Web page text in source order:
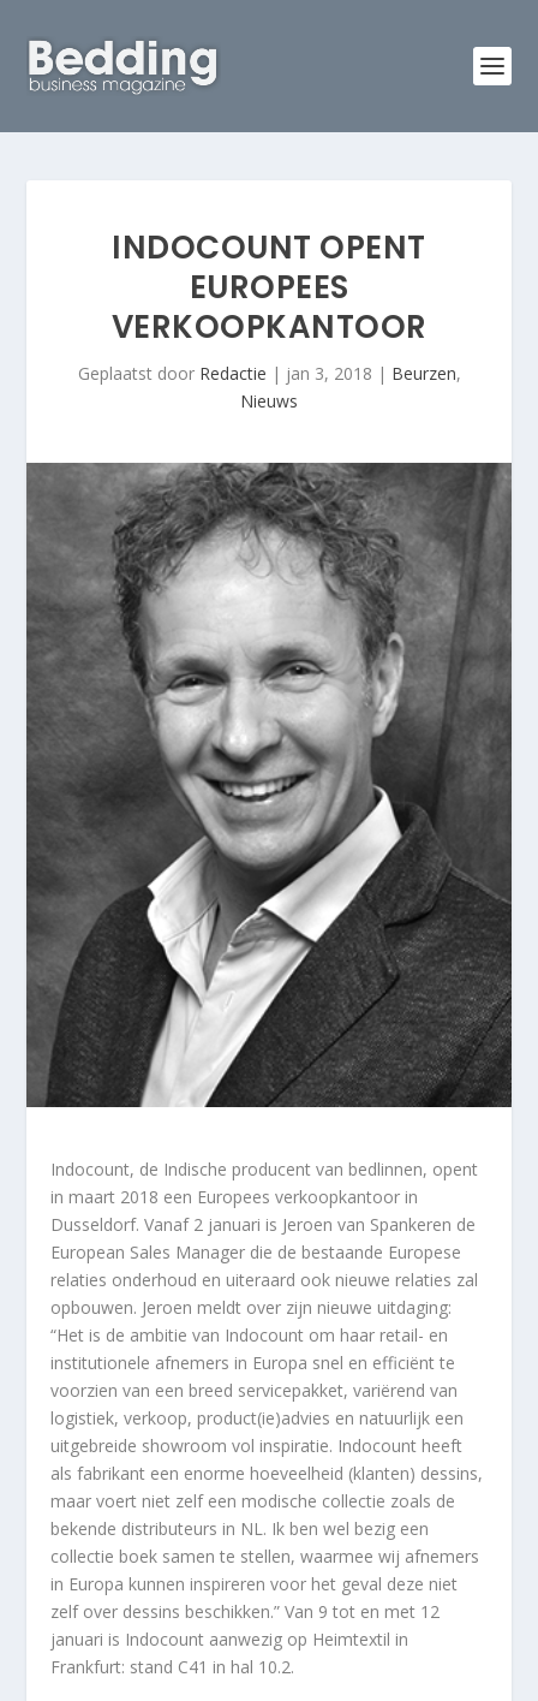
INDOCOUNT OPENT
EUROPEES
VERKOOPKANTOOR
Geplaatst door Redactie | jan 3, 2018 | Beurzen,
Nieuws
Indocount, de Indische producent van bedlinnen, opent
in maart 2018 een Europees verkoopkantoor in
Dusseldorf. Vanaf 2 januari is Jeroen van Spankeren de
European Sales Manager die de bestaande Europese
relaties onderhoud en uiteraard ook nieuwe relaties zal
opbouwen. Jeroen meldt over zijn nieuwe uitdaging:
“Het is de ambitie van Indocount om haar retail- en
institutionele afnemers in Europa snel en efficiënt te
voorzien van een breed servicepakket, variërend van
logistiek, verkoop, product(ie)advies en natuurlijk een
uitgebreide showroom vol inspiratie. Indocount heeft
als fabrikant een enorme hoeveelheid (klanten) dessins,
maar voert niet zelf een modische collectie zoals de
bekende distributeurs in NL. Ik ben wel bezig een
collectie boek samen te stellen, waarmee wij afnemers
in Europa kunnen inspireren voor het geval deze niet
zelf over dessins beschikken.” Van 9 tot en met 12
januari is Indocount aanwezig op Heimtextil in
Frankfurt: stand C41 in hal 10.2.